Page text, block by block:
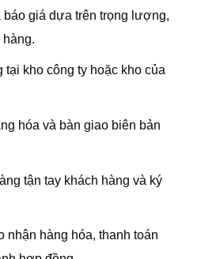
báo giá dựa trên trọng lượng,
kho công ty hoặc kho của
hóa và bàn giao biên bản
tận tay khách hàng và ký
nhận hàng hóa, thanh toán